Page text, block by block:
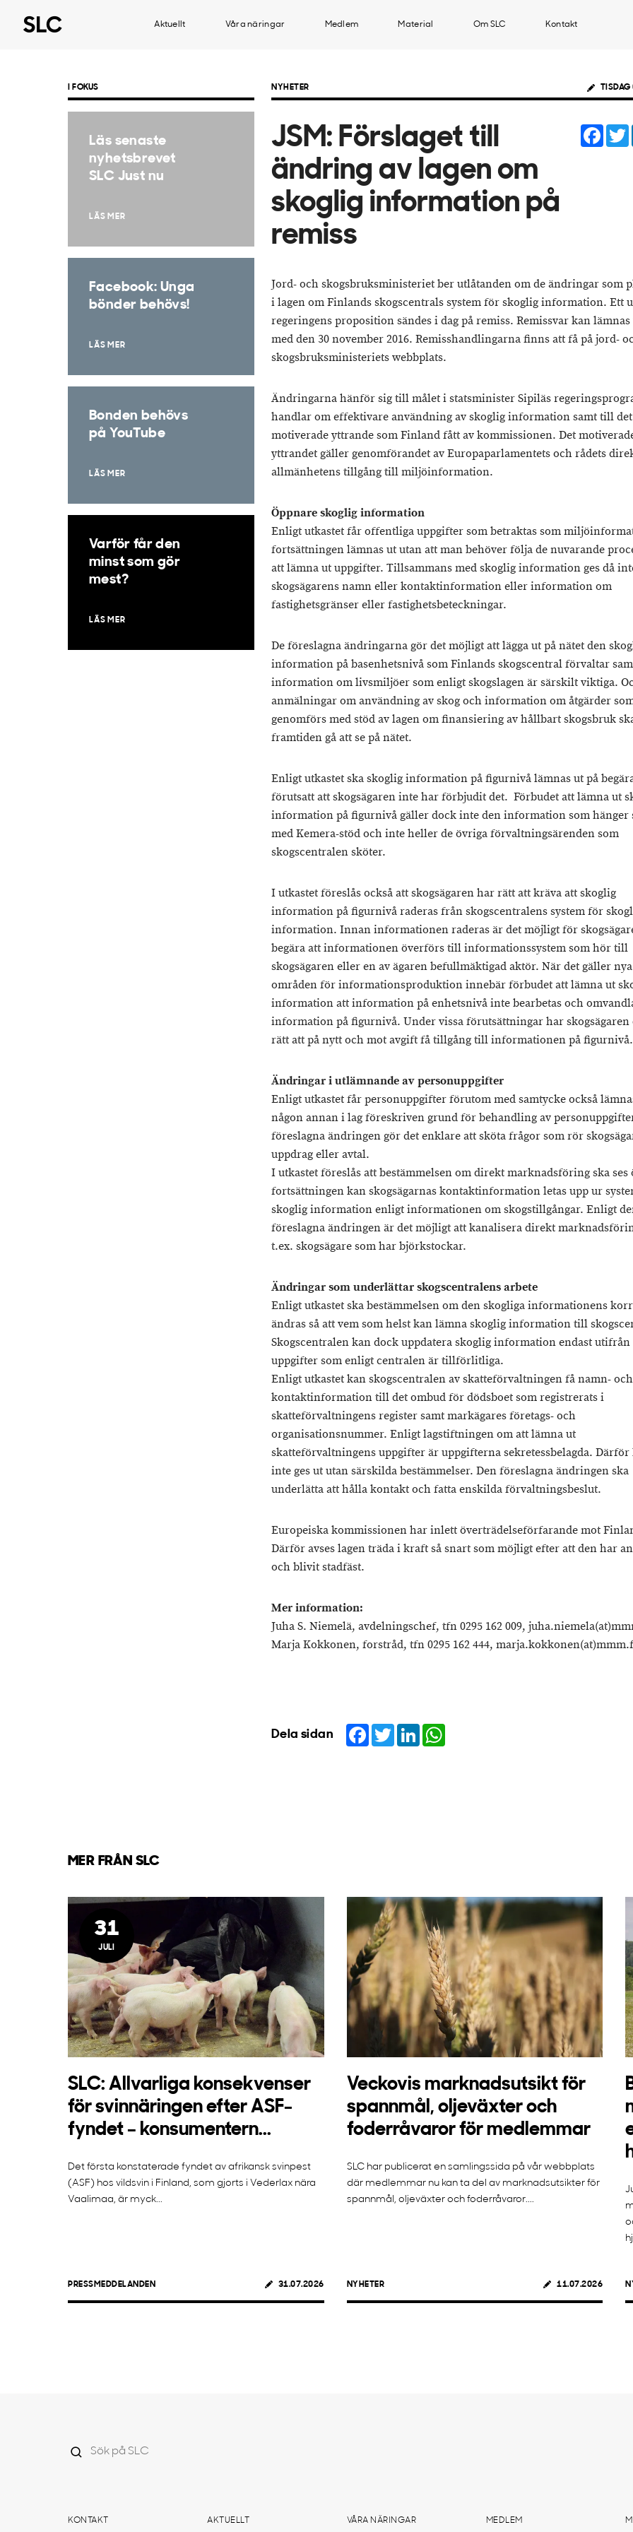
Aktuellt Våra näringar Medlem Material Om SLC Kontakt
NYHETER
JSM: Förslaget till
ändring av lagen om
skoglig information på
remiss
Jord- och skogsbruksministeriet ber utlåtanden om de ändringar som
i lagen om Finlands skogscentrals system för skoglig information. Ett
regeringens proposition sändes i dag på remiss. Remissvar kan
med den 30 november 2016. Remisshandlingarna finns att få på jord-
skogsbruksministeriets webbplats.
Ändringarna hänför sig till målet i statsminister Sipiläs
handlar om effektivare användning av skoglig information samt till det
motiverade yttrande som Finland fått av kommissionen. Det
yttrandet gäller genomförandet av Europaparlamentets och rådets
allmänhetens tillgång till miljöinformation.
Öppnare skoglig information
Enligt utkastet får offentliga uppgifter som betraktas som
fortsättningen lämnas ut utan att man behöver följa de nuvarande
att lämna ut uppgifter. Tillsammans med skoglig information ges då
skogsägarens namn eller kontaktinformation eller information om
fastighetsgränser eller fastighetsbeteckningar.
De föreslagna ändringarna gör det möjligt att lägga ut på nätet den
information på basenhetsnivå som Finlands skogscentral förvaltar
information om livsmiljöer som enligt skogslagen är särskilt viktiga.
anmälningar om användning av skog och information om åtgärder
genomförs med stöd av lagen om finansiering av hållbart skogsbruk
framtiden gå att se på nätet.
Enligt utkastet ska skoglig information på figurnivå lämnas ut på
förutsatt att skogsägaren inte har förbjudit det. Förbudet att lämna ut
information på figurnivå gäller dock inte den information som hänger
med Kemera-stöd och inte heller de övriga förvaltningsärenden som
skogscentralen sköter.
I utkastet föreslås också att skogsägaren har rätt att kräva att skoglig
information på figurnivå raderas från skogscentralens system för
information. Innan informationen raderas är det möjligt för
begära att informationen överförs till informationssystem som hör till
skogsägaren eller en av ägaren befullmäktigad aktör. När det gäller nya
områden för informationsproduktion innebär förbudet att lämna ut
information att information på enhetsnivå inte bearbetas och
information på figurnivå. Under vissa förutsättningar har skogsägaren
rätt att på nytt och mot avgift få tillgång till informationen på figurnivå.
Ändringar i utlämnande av personuppgifter
Enligt utkastet får personuppgifter förutom med samtycke också
någon annan i lag föreskriven grund för behandling av
föreslagna ändringen gör det enklare att sköta frågor som rör
uppdrag eller avtal.
I utkastet föreslås att bestämmelsen om direkt marknadsföring ska ses
fortsättningen kan skogsägarnas kontaktinformation letas upp ur
skoglig information enligt informationen om skogstillgångar. Enligt
föreslagna ändringen är det möjligt att kanalisera direkt
t.ex. skogsägare som har björkstockar.
Ändringar som underlättar skogscentralens arbete
Enligt utkastet ska bestämmelsen om den skogliga informationens
ändras så att vem som helst kan lämna skoglig information till
Skogscentralen kan dock uppdatera skoglig information endast utifrån
uppgifter som enligt centralen är tillförlitliga.
Enligt utkastet kan skogscentralen av skatteförvaltningen få namn- och
kontaktinformation till det ombud för dödsboet som registrerats i
skatteförvaltningens register samt markägares företags- och
organisationsnummer. Enligt lagstiftningen om att lämna ut
skatteförvaltningens uppgifter är uppgifterna sekretessbelagda. Därför
inte ges ut utan särskilda bestämmelser. Den föreslagna ändringen ska
underlätta att hålla kontakt och fatta enskilda förvaltningsbeslut.
Europeiska kommissionen har inlett överträdelseförfarande mot
Därför avses lagen träda i kraft så snart som möjligt efter att den har
och blivit stadfäst.
Mer information:
Juha S. Niemelä, avdelningschef, tfn 0295 162 009,
Marja Kokkonen, forstråd, tfn 0295 162 444,
Dela sidan Facebook
TwitterLinkedIn
I FOKUS
Läs senaste
nyhetsbrevet
SLC Just nu
LÄS MER
Facebook: Unga
bönder behövs!
LÄS MER
Bonden behövs
på YouTube
LÄS MER
Varför får den
minst som gör
mest?
LÄS MER
MER FRÅN SLC
31
JULI
SLC: Allvarliga konsekvenser
för svinnäringen efter ASF-
fyndet – konsumentern...
Det första konstaterade fyndet av afrikansk svinpest
(ASF) hos vildsvin i Finland, som gjorts i Vederlax nära
Vaalimaa, är myck...
PRESSMEDDELANDEN 31.07.2026
Veckovis marknadsutsikt för
spannmål, oljeväxter och
foderråvaror för medlemmar
SLC har publicerat en samlingssida på vår webbplats
där medlemmar nu kan ta del av marknadsutsikter för
spannmål, oljeväxter och foderråvaror....
NYHETER 11.07.2026
KONTAKT AKTUELLT VÅRA NÄRINGAR MEDLEM